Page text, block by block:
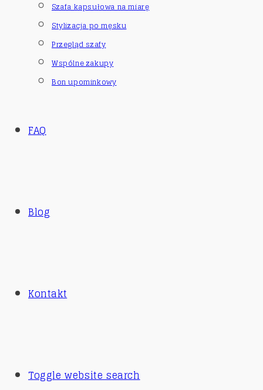
Szafa kapsułowa na miarę
Stylizacja po męsku
Przegląd szafy
Wspólne zakupy
Bon upominkowy
FAQ
Blog
Kontakt
Toggle website search